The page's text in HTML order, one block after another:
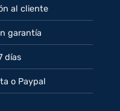
al cliente
garantía
días
o Paypal